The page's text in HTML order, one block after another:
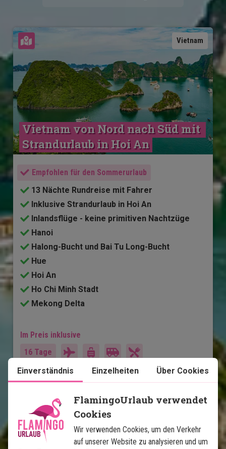
Vietnam
Vietnam von Nord nach Süd mit
Strandurlaub in Hoi An
Empfohlen für den Sommerurlaub
13 Nächte Rundreise mit Fahrer
Inklusive Strandurlaub in Hoi An
Inlandsflüge - keine primitiven Nachtzüge
Hanoi
Halong-Bucht und Bai Tu Long-Bucht
Hue
Hoi An
Ho Chi Minh Stadt
Mekong Delta
Im Preis inklusive
16 Tage
Preis pr.
Person ab 1.870€
Karte ansehen
Einverständnis Einzelheiten Über Cookies
FlamingoUrlaub verwendet
Cookies
Wir verwenden Cookies, um den Verkehr
auf unserer Website zu analysieren und um